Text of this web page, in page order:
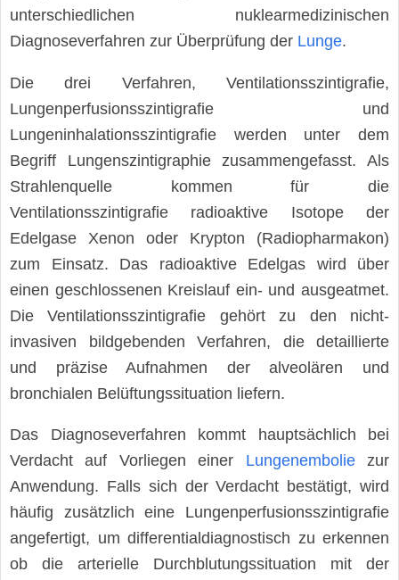
unterschiedlichen nuklearmedizinischen
Diagnoseverfahren zur Überprüfung der Lunge.
Die drei Verfahren, Ventilationsszintigrafie,
Lungenperfusionsszintigrafie und
Lungeninhalationsszintigrafie werden unter dem
Begriff Lungenszintigraphie zusammengefasst. Als
Strahlenquelle kommen für die
Ventilationsszintigrafie radioaktive Isotope der
Edelgase Xenon oder Krypton (Radiopharmakon)
zum Einsatz. Das radioaktive Edelgas wird über
einen geschlossenen Kreislauf ein- und ausgeatmet.
Die Ventilationsszintigrafie gehört zu den nicht-
invasiven bildgebenden Verfahren, die detaillierte
und präzise Aufnahmen der alveolären und
bronchialen Belüftungssituation liefern.
Das Diagnoseverfahren kommt hauptsächlich bei
Verdacht auf Vorliegen einer Lungenemboliezur
Anwendung. Falls sich der Verdacht bestätigt, wird
häufig zusätzlich eine Lungenperfusionsszintigrafie
angefertigt, um differentialdiagnostisch zu erkennen
ob die arterielle Durchblutungssituation mit der